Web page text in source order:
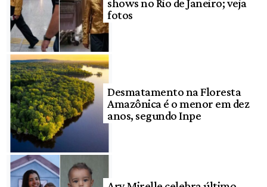
shows no Rio de Janeiro; veja
fotos
Desmatamento na Floresta
Amazônica é o menor em dez
anos, segundo Inpe